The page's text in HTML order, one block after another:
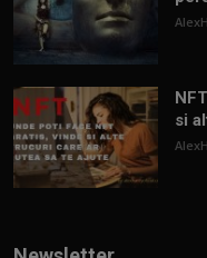
AlexH
si
AlexH